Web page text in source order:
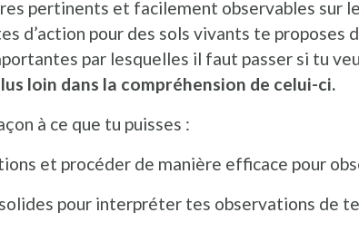
pertinents et facilement observables sur
d’action pour des sols vivants te proposes
par lesquelles il faut passer si tu
loin dans la compréhension de celui-ci.
à ce que tu puisses :
et procéder de manière efficace pour
pour interpréter tes observations de